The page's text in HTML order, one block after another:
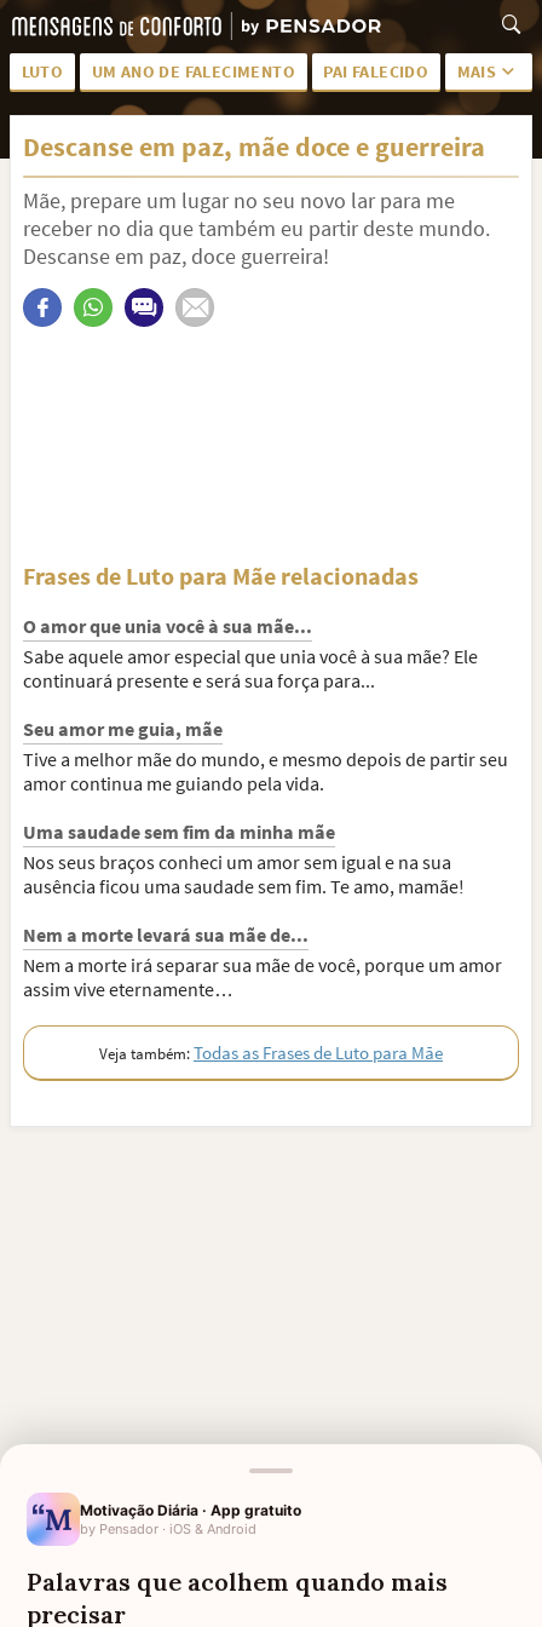
LUTO UM ANO DE FALECIMENTO PAI FALECIDO MAIS
LUTO PARA AMIGA PALAVRAS
SAUDADES DA MÃE PÊSAMES
PÊSAMES PARA AMIGA DESCANSE EM PAZ
MEUS SENTIMENTOS PÊSAMES PARA AMIGO
FRASES DE LUTO PARA AMIGO
Descanse em paz, mãe doce e guerreira
Mãe, prepare um lugar no seu novo lar para me
receber no dia que também eu partir deste mundo.
Descanse em paz, doce guerreira!
Frases de Luto para Mãe relacionadas
O amor que unia você à sua mãe...
Sabe aquele amor especial que unia você à sua mãe? Ele
continuará presente e será sua força para...
Seu amor me guia, mãe
Tive a melhor mãe do mundo, e mesmo depois de partir seu
amor continua me guiando pela vida.
Uma saudade sem fim da minha mãe
Nos seus braços conheci um amor sem igual e na sua
ausência ficou uma saudade sem fim. Te amo, mamãe!
Nem a morte levará sua mãe de...
Nem a morte irá separar sua mãe de você, porque um amor
assim vive eternamente…
Veja também:Todas as Frases de Luto para Mãe
DESCANSE EM PAZ GUERREIRA DESCANSE EM PAZ TIA
Motivação Diária · App gratuito
by Pensador · iOS & Android
Palavras que acolhem quando mais
precisar